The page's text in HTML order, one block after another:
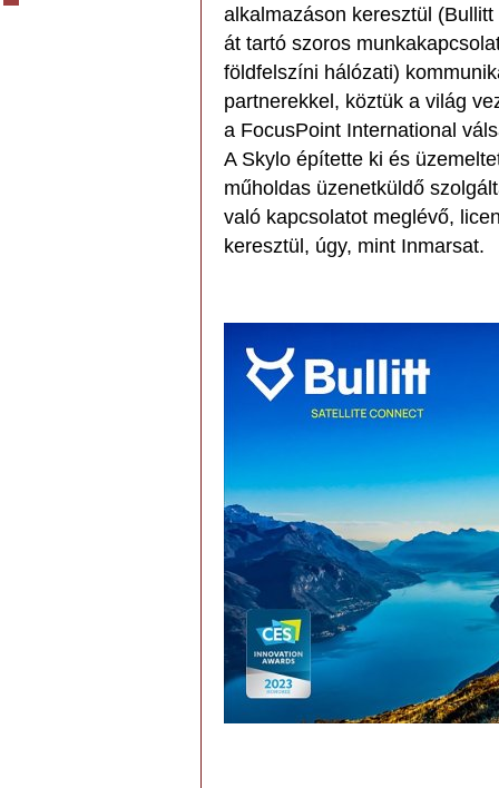
alkalmazáson keresztül
át tartó szoros
földfelszíni hálózati)
partnerekkel, köztük a világ
a FocusPoint International
A Skylo építette ki és
műholdas üzenetküldő
való kapcsolatot meglévő,
keresztül, úgy, mint Inmarsat.